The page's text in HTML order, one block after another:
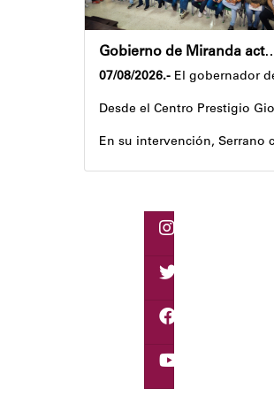
Gobierno de Miranda activa plan de
07/08/2026.- El gobernador
Desde el Centro Prestigio
En su intervención, Serrano
Igualmente, explicó que el
Despliegue territorial
El encuentro contó con la
Como parte de los